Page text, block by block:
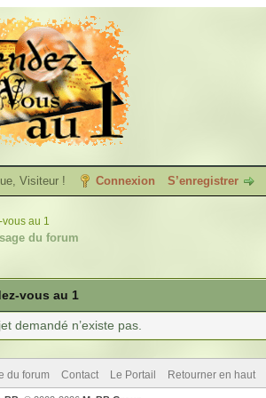
Visiteur ! Connexion S’enregistrer
vous au 1
du forum
vous au 1
demandé n’existe pas.
du forum Contact Le Portail Retourner en haut